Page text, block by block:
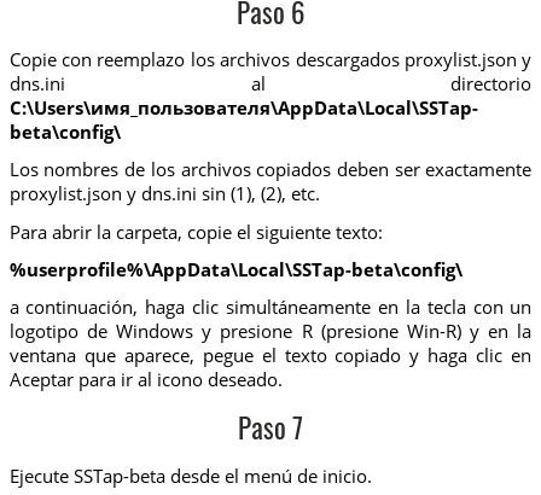
Paso 6
Copie con reemplazo los archivos descargados proxylist.json y
dns.ini al directorio
C:\Users\имя_пользователя\AppData\Local\SSTap-
beta\config\
Los nombres de los archivos copiados deben ser exactamente
proxylist.json y dns.ini sin (1), (2), etc.
Para abrir la carpeta, copie el siguiente texto:
%userprofile%\AppData\Local\SSTap-beta\config\
a continuación, haga clic simultáneamente en la tecla con un
logotipo de Windows y presione R (presione Win-R) y en la
ventana que aparece, pegue el texto copiado y haga clic en
Aceptar para ir al icono deseado.
Paso 7
Ejecute SSTap-beta desde el menú de inicio.